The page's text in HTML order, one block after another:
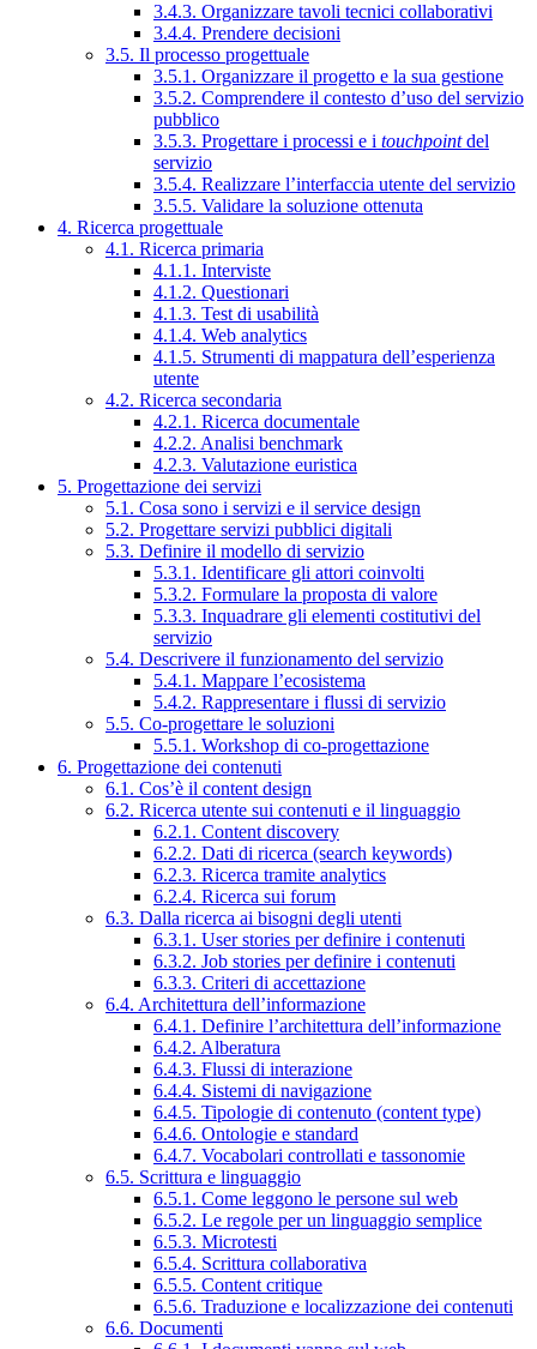
3.4.3. Organizzare tavoli tecnici collaborativi
3.4.4. Prendere decisioni
3.5. Il processo progettuale
3.5.1. Organizzare il progetto e la sua gestione
3.5.2. Comprendere il contesto d’uso del servizio
pubblico
3.5.3. Progettare i processi e i touchpointdel
servizio
3.5.4. Realizzare l’interfaccia utente del servizio
3.5.5. Validare la soluzione ottenuta
4. Ricerca progettuale
4.1. Ricerca primaria
4.1.1. Interviste
4.1.2. Questionari
4.1.3. Test di usabilità
4.1.4. Web analytics
4.1.5. Strumenti di mappatura dell’esperienza
utente
4.2. Ricerca secondaria
4.2.1. Ricerca documentale
4.2.2. Analisi benchmark
4.2.3. Valutazione euristica
5. Progettazione dei servizi
5.1. Cosa sono i servizi e il service design
5.2. Progettare servizi pubblici digitali
5.3. Definire il modello di servizio
5.3.1. Identificare gli attori coinvolti
5.3.2. Formulare la proposta di valore
5.3.3. Inquadrare gli elementi costitutivi del
servizio
5.4. Descrivere il funzionamento del servizio
5.4.1. Mappare l’ecosistema
5.4.2. Rappresentare i flussi di servizio
5.5. Co-progettare le soluzioni
5.5.1. Workshop di co-progettazione
6. Progettazione dei contenuti
6.1. Cos’è il content design
6.2. Ricerca utente sui contenuti e il linguaggio
6.2.1. Content discovery
6.2.2. Dati di ricerca (search keywords)
6.2.3. Ricerca tramite analytics
6.2.4. Ricerca sui forum
6.3. Dalla ricerca ai bisogni degli utenti
6.3.1. User stories per definire i contenuti
6.3.2. Job stories per definire i contenuti
6.3.3. Criteri di accettazione
6.4. Architettura dell’informazione
6.4.1. Definire l’architettura dell’informazione
6.4.2. Alberatura
6.4.3. Flussi di interazione
6.4.4. Sistemi di navigazione
6.4.5. Tipologie di contenuto (content type)
6.4.6. Ontologie e standard
6.4.7. Vocabolari controllati e tassonomie
6.5. Scrittura e linguaggio
6.5.1. Come leggono le persone sul web
6.5.2. Le regole per un linguaggio semplice
6.5.3. Microtesti
6.5.4. Scrittura collaborativa
6.5.5. Content critique
6.5.6. Traduzione e localizzazione dei contenuti
6.6. Documenti